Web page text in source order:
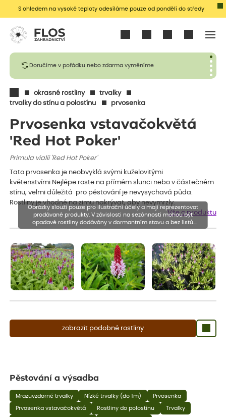
S ohledem na vysoké teploty odesíláme pouze od pondělí do středy
Doručíme v pořádku nebo zdarma vyměníme
okrasné rostliny
trvalky
trvalky do stínu a polostínu
prvosenka
Prvosenka vstavačokvětá
'Red Hot Poker'
Primula vialii 'Red Hot Poker'
Tato prvosenka je neobvyklá svými kuželovitými
květenstvími.Nejlépe roste na přímém slunci nebo v částečném
stínu, velmi důležitá pro pěstování je nevysychavá půda.
Rostliny je vhodné na zimu nakrývat, aby nevymrzly.
Vše o produktu
zobrazit podobné rostliny
Obrázky slouží pouze pro ilustrační účely a mají reprezentovat
prodávané produkty. V závislosti na sezónnosti mohou být
opadavé rostliny dodávány v dormantním stavu a bez listů.
Rostliny mohou být také sestřiženy níže, než je uvedená výška,
Pěstování a výsadba
Mrazuvzdorné trvalky Nízké trvalky (do 1m) Prvosenka
Prvosenka vstavačokvětá Rostliny do polostínu Trvalky